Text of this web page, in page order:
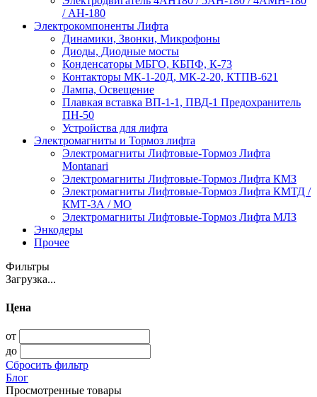
/ АН-180
Электрокомпоненты Лифта
Динамики, Звонки, Микрофоны
Диоды, Диодные мосты
Конденсаторы МБГО, КБПФ, К-73
Контакторы МК-1-20Д, МК-2-20, КТПВ-621
Лампа, Освещение
Плавкая вставка ВП-1-1, ПВД-1 Предохранитель
ПН-50
Устройства для лифта
Электромагниты и Тормоз лифта
Электромагниты Лифтовые-Тормоз Лифта
Montanari
Электромагниты Лифтовые-Тормоз Лифта КМЗ
Электромагниты Лифтовые-Тормоз Лифта КМТД /
КМТ-3А / МО
Электромагниты Лифтовые-Тормоз Лифта МЛЗ
Энкодеры
Прочее
Фильтры
Загрузка...
Цена
от
до
Сбросить фильтр
Блог
Просмотренные товары